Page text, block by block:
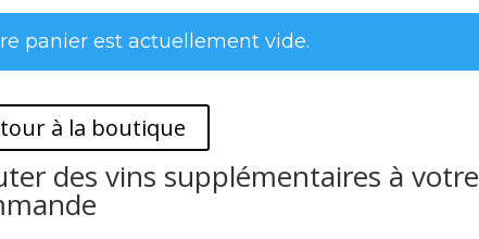
panier est actuellement vide.
à la boutique
des vins supplémentaires à votre